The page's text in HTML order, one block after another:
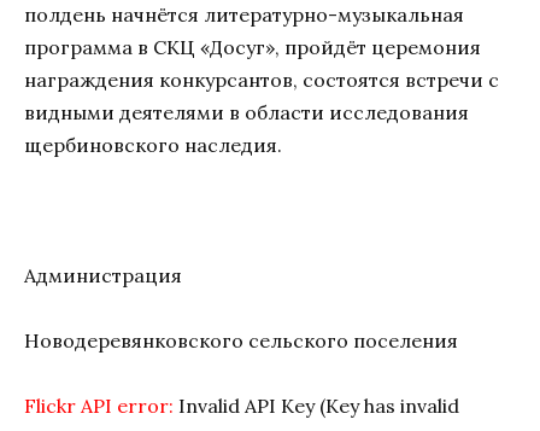
полдень начнётся литературно-музыкальная
программа в СКЦ «Досуг», пройдёт церемония
награждения конкурсантов, состоятся встречи с
видными деятелями в области исследования
щербиновского наследия.
Администрация
Новодеревянковского сельского поселения
Flickr API error: Invalid API Key (Key has invalid